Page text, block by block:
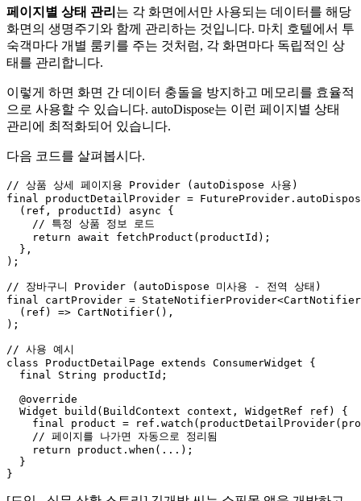
페이지별 상태 관리 는 각 화면에서만 사용되는 데이터를 해당
화면의 생명주기와 함께 관리하는 것입니다. 마치 호텔에서 투
숙객마다 개별 룸키를 주는 것처럼, 각 화면마다 독립적인 상
태를 관리합니다.
이렇게 하면 화면 간 데이터 충돌을 방지하고 메모리를 효율적
으로 사용할 수 있습니다. autoDispose는 이런 페이지별 상태
관리에 최적화되어 있습니다.
다음 코드를 살펴봅시다.
// 상품 상세 페이지용 Provider (autoDispose 사용)
final productDetailProvider =
  (ref, productId) async {
    // 특정 상품 정보 로드
    return await fetchProduct(productId);
  },
);
// 장바구니 Provider (autoDispose 미사용 - 전역 상태)
final cartProvider =
  (ref) => CartNotifier(),
);
// 사용 예시
class ProductDetailPage extends ConsumerWidget {
  final String productId;
  @override
  Widget build(BuildContext context, WidgetRef ref) {
final product =
    // 페이지를 나가면 자동으로 정리됨
    return product.when(...);
  }